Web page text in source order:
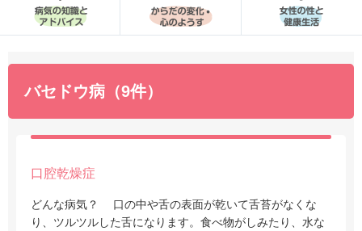
バセドウ病（9件）
口腔乾燥症
どんな病気？ 口の中や舌の表面が乾いて舌苔がなくな
り、ツルツルした舌になります。食べ物がしみたり、水な